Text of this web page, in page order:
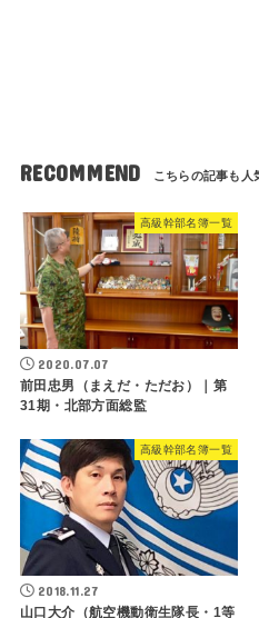
RECOMMEND
高級幹部名簿一覧
2020.07.07
前田忠男（まえだ・ただお）｜第
31期・北部方面総監
高級幹部名簿一覧
2018.11.27
山口大介（航空機動衛生隊長・1等